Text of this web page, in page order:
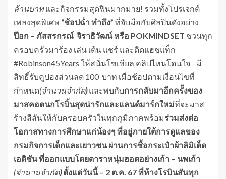
ล้านบาท และกิจกรรมสุดฟินมากมาย! รวมทั้งโปรเจกต์
เพลงสุดพิเศษ “ช้อปฉ่ำ ทำถึง” ที่จับมือกับศิลปินดังอย่าง
ป๊อก – ภัสสรกรณ์ จิราธิวัฒน์ หรือ POKMINDSET ชวนทุก
ครอบครัวมาร้อง เล่น เต้น แชร์ และติดแฮชแท็ก
#Robinson45Years ให้สนั่นโซเชียล คลิปไหนโดนใจ มี
สิทธิ์รับคูปองส่วนลด 100 บาท เมื่อช้อปตามเงื่อนไขที่
กำหนด(จำนวนจำกัด) และพบกับการกลับมาอีกครั้งของ
มาสคอตนกโรบิ้นสุดน่ารักและแลนด์มาร์กใหม่ที่จะมาส
ร้างสีสันให้กับครอบครัวในทุกภูมิภาคพร้อมร่วมส่งต่อ
โอกาสทางการศึกษาแก่น้องๆ ที่อยู่ภายใต้การดูแลของ
กรมกิจการเด็กและเยาวชน ผ่านการซื้อกระเป๋าผ้าลิมิเต็ด
เอดิชัน ที่ออกแบบโดยดาราหนุ่มฮอตอย่างเก้า – นพเก้า
(จำนวนจำกัด) ตั้งแต่วันนี้– 2 ต.ค. 67 ที่ห้างโรบินสันทุก